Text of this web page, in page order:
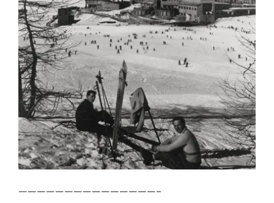
———————————————–